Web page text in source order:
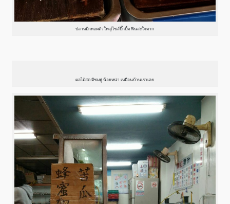
ปลาหมึกทอดตัวใหญ่ไซส์บิ๊กบึ้ม ฟินสะใจมาก
ผลไม้สด มีชมพู่ น้อยหน่า เหมือนบ้านเราเลย